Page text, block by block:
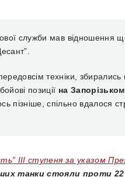
служби мав
техніки,
позиції на
пізніше,спільно вдалося
ІІІ ступеня за указом
танки стояли проти